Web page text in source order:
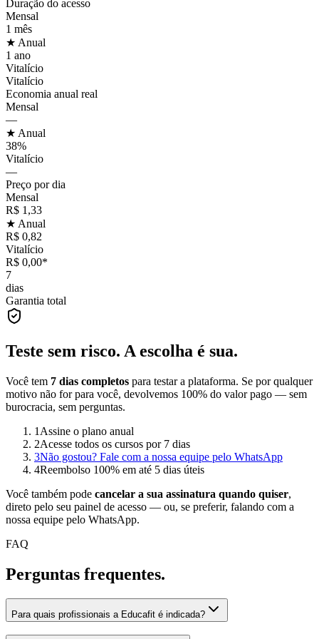
Duração do acesso
Mensal
1 mês
★ Anual
1 ano
Vitalício
Vitalício
Economia anual real
Mensal
—
★ Anual
38%
Vitalício
—
Preço por dia
Mensal
R$ 1,33
★ Anual
R$ 0,82
Vitalício
R$ 0,00*
7
dias
Garantia total
Teste sem risco. A escolha é sua.
Você tem 7 dias completos para testar a plataforma. Se por qualquer
motivo não for para você, devolvemos 100% do valor pago — sem
burocracia, sem perguntas.
1 Assine o plano anual
2Acesse todos os cursos por 7 dias
3Não gostou? Fale com a nossa equipe pelo WhatsApp
4Reembolso 100% em até 5 dias úteis
Você também pode cancelar a sua assinatura quando quiser,
direto pelo seu painel de acesso — ou, se preferir, falando com a
nossa equipe pelo WhatsApp.
FAQ
Perguntas frequentes.
Para quais profissionais a Educafit é indicada?